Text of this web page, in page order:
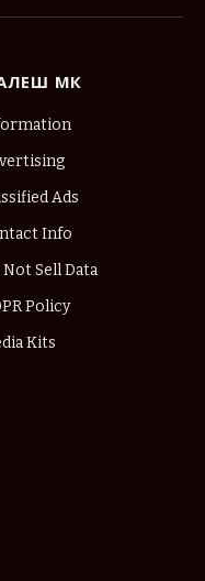
МК
Ads
Info
Not Sell Data
Policy
Kits